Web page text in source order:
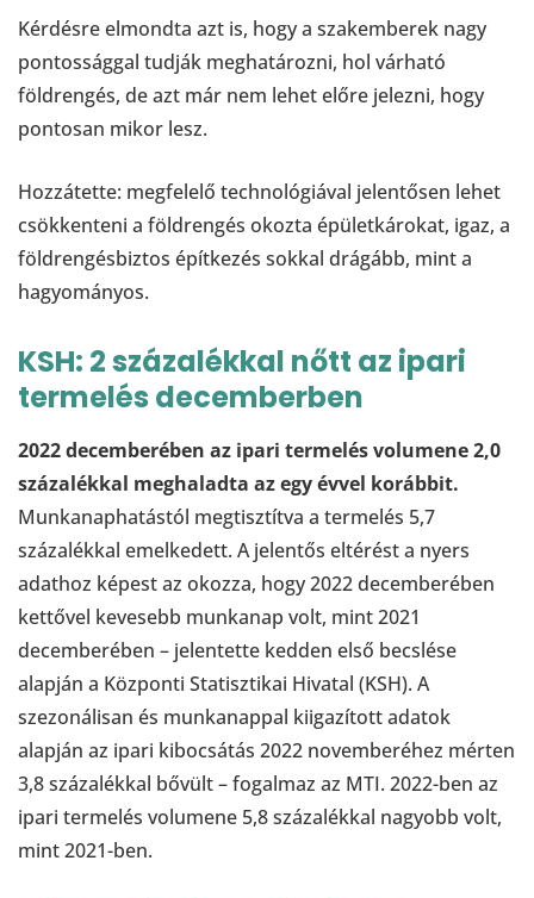
Kérdésre elmondta azt is, hogy a szakemberek nagy
pontossággal tudják meghatározni, hol várható
földrengés, de azt már nem lehet előre jelezni, hogy
pontosan mikor lesz.
Hozzátette: megfelelő technológiával jelentősen lehet
csökkenteni a földrengés okozta épületkárokat, igaz, a
földrengésbiztos építkezés sokkal drágább, mint a
hagyományos.
KSH: 2 százalékkal nőtt az ipari
termelés decemberben
2022 decemberében az ipari termelés volumene 2,0
százalékkal meghaladta az egy évvel korábbit.
Munkanaphatástól megtisztítva a termelés 5,7
százalékkal emelkedett. A jelentős eltérést a nyers
adathoz képest az okozza, hogy 2022 decemberében
kettővel kevesebb munkanap volt, mint 2021
decemberében – jelentette kedden első becslése
alapján a Központi Statisztikai Hivatal (KSH). A
szezonálisan és munkanappal kiigazított adatok
alapján az ipari kibocsátás 2022 novemberéhez mérten
3,8 százalékkal bővült – fogalmaz az MTI. 2022-ben az
ipari termelés volumene 5,8 százalékkal nagyobb volt,
mint 2021-ben.